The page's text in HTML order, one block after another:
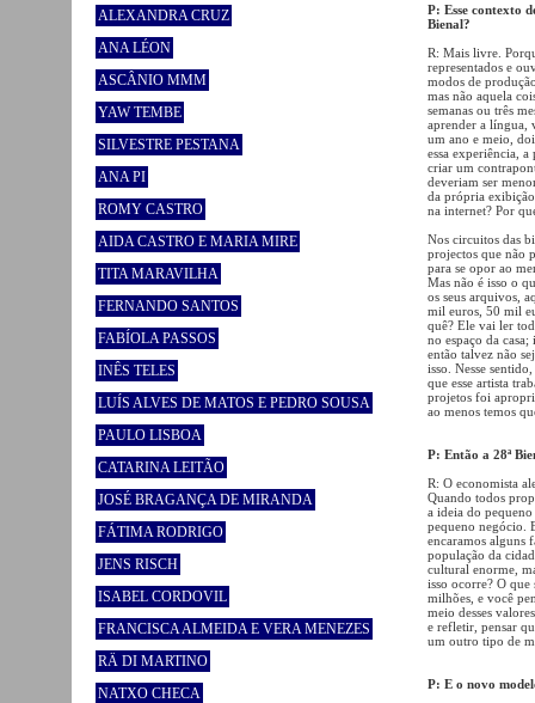
ALEXANDRA CRUZ
ANA LÉON
ASCÂNIO MMM
YAW TEMBE
SILVESTRE PESTANA
ANA PI
ROMY CASTRO
AIDA CASTRO E MARIA MIRE
TITA MARAVILHA
FERNANDO SANTOS
FABÍOLA PASSOS
INÊS TELES
LUÍS ALVES DE MATOS E PEDRO SOUSA
PAULO LISBOA
CATARINA LEITÃO
JOSÉ BRAGANÇA DE MIRANDA
FÁTIMA RODRIGO
JENS RISCH
ISABEL CORDOVIL
FRANCISCA ALMEIDA E VERA MENEZES
RÄ DI MARTINO
NATXO CHECA
P: Esse contexto
Bienal?
R: Mais livre.
representados e
modos de
mas não aquela
semanas ou três
aprender a língua,
um ano e meio,
essa experiência,
criar um
deveriam ser
da própria
na internet? Por
Nos circuitos das
projectos que não
para se opor ao
Mas não é isso o
os seus arquivos,
mil euros, 50 mil
quê? Ele vai ler
no espaço da casa;
então talvez não
isso. Nesse
que esse artista
projetos foi
ao menos temos
P: Então a 28ª
R: O economista
Quando todos
a ideia do
pequeno negócio.
encaramos alguns
população da
cultural enorme,
isso ocorre? O
milhões, e você
meio desses
e refletir, pensar
um outro tipo de
P: E o novo